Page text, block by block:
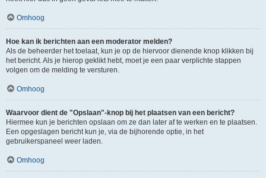
Omhoog
Hoe kan ik berichten aan een moderator melden?
Als de beheerder het toelaat, kun je op de hiervoor dienende knop klikken bij
het bericht. Als je hierop geklikt hebt, moet je een paar verplichte stappen
volgen om de melding te versturen.
Omhoog
Waarvoor dient de "Opslaan"-knop bij het plaatsen van een bericht?
Hiermee kun je berichten opslaan om ze dan later af te werken en te plaatsen.
Een opgeslagen bericht kun je, via de bijhorende optie, in het
gebruikerspaneel weer laden.
Omhoog